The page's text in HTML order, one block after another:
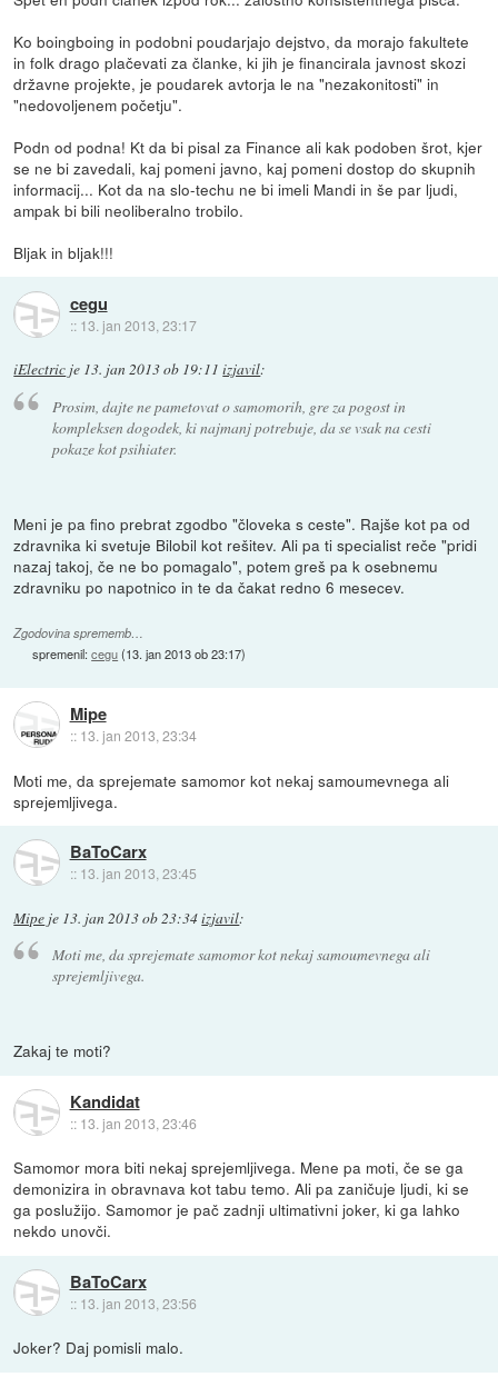
Ko boingboing in podobni poudarjajo dejstvo, da morajo fakultete
in folk drago plačevati za članke, ki jih je financirala javnost skozi
državne projekte, je poudarek avtorja le na "nezakonitosti" in
"nedovoljenem početju".
Podn od podna! Kt da bi pisal za Finance ali kak podoben šrot, kjer
se ne bi zavedali, kaj pomeni javno, kaj pomeni dostop do skupnih
informacij... Kot da na slo-techu ne bi imeli Mandi in še par ljudi,
ampak bi bili neoliberalno trobilo.
Bljak in bljak!!!
cegu
:: 13. jan 2013, 23:17
iElectric je 13. jan 2013 ob 19:11 izjavil:
Prosim, dajte ne pametovat o samomorih, gre za pogost in
kompleksen dogodek, ki najmanj potrebuje, da se vsak na cesti
pokaze kot psihiater.
Meni je pa fino prebrat zgodbo "človeka s ceste". Rajše kot pa od
zdravnika ki svetuje Bilobil kot rešitev. Ali pa ti specialist reče "pridi
nazaj takoj, če ne bo pomagalo", potem greš pa k osebnemu
zdravniku po napotnico in te da čakat redno 6 mesecev.
Zgodovina sprememb…
spremenil:cegu(13. jan 2013 ob 23:17)
Mipe
:: 13. jan 2013, 23:34
Moti me, da sprejemate samomor kot nekaj samoumevnega ali
sprejemljivega.
BaToCarx
:: 13. jan 2013, 23:45
Mipe je 13. jan 2013 ob 23:34izjavil:
Moti me, da sprejemate samomor kot nekaj samoumevnega ali
sprejemljivega.
Zakaj te moti?
Kandidat
:: 13. jan 2013, 23:46
Samomor mora biti nekaj sprejemljivega. Mene pa moti, če se ga
demonizira in obravnava kot tabu temo. Ali pa zaničuje ljudi, ki se
ga poslužijo. Samomor je pač zadnji ultimativni joker, ki ga lahko
nekdo unovči.
BaToCarx
:: 13. jan 2013, 23:56
Joker? Daj pomisli malo.